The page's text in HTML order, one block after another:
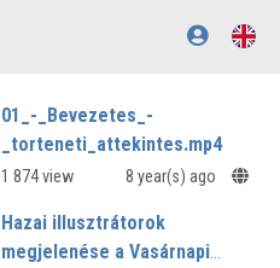
01_-_Bevezetes_-
_torteneti_attekintes.mp4
1 874 view 8 year(s) ago
Hazai illusztrátorok
megjelenése a Vasárnapi